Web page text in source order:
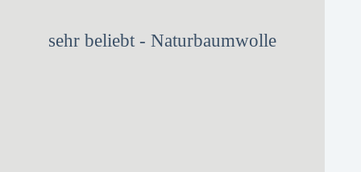
sehr beliebt - Naturbaumwolle